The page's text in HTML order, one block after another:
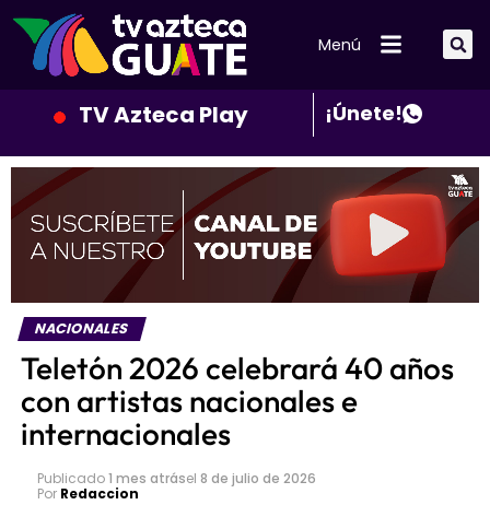
Menú
TV Azteca Play ¡Únete!
NACIONALES
Teletón 2026 celebrará 40 años
con artistas nacionales e
internacionales
Publicado1 mes atrásel 8 de julio de 2026
Por Redaccion